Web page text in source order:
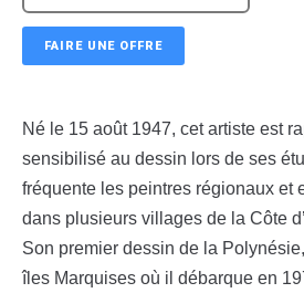
FAIRE UNE OFFRE
Né le 15 août 1947, cet artiste est
sensibilisé au dessin lors de ses
fréquente les peintres régionaux et
dans plusieurs villages de la Côte
Son premier dessin de la
îles Marquises où il débarque en